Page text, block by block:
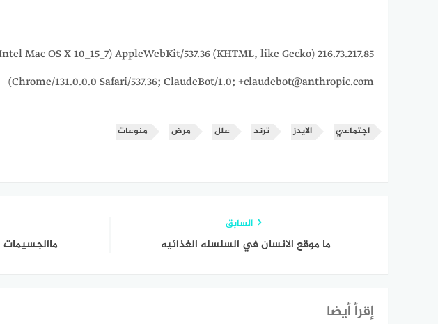
Intel Mac OS X 10_15_7) AppleWebKit/537.36 (KHTML, like Gecko)
Chrome/131.0.0.0 Safari/537.36; ClaudeBot/1.0; +claudebot@anthropic.com)
اجتماعي الايدز ترند علل مرض منوعات
السابق
ما موقع الانسان في السلسله الغذائيه ماالجسيمات
إقرأ أيضا